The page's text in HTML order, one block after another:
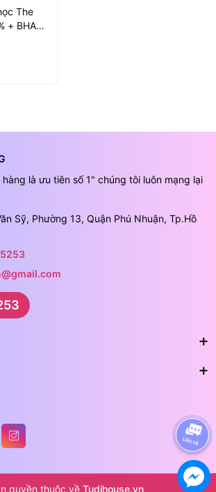
The
+ BHA
30ml
là ưu tiên số 1" chúng tôi luôn mạng lại
Sỹ, Phường 13, Quận Phú Nhuận, Tp.Hồ
quyền thuộc về Tudihouse.vn